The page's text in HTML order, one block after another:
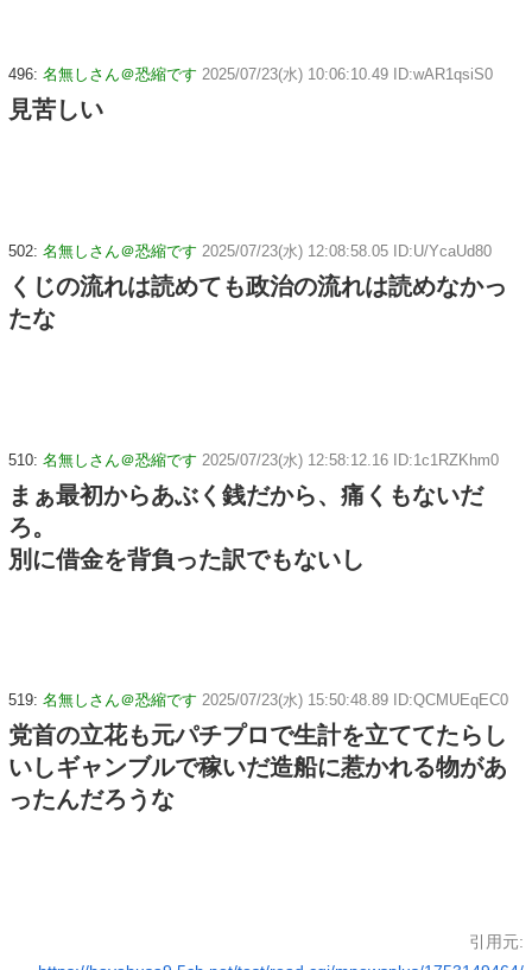
496: 名無しさん＠恐縮です 2025/07/23(水) 10:06:10.49 ID:wAR1qsiS0
見苦しい
502: 名無しさん＠恐縮です 2025/07/23(水) 12:08:58.05 ID:U/YcaUd80
くじの流れは読めても政治の流れは読めなかっ
たな
510: 名無しさん＠恐縮です 2025/07/23(水) 12:58:12.16 ID:1c1RZKhm0
まぁ最初からあぶく銭だから、痛くもないだ
ろ。
別に借金を背負った訳でもないし
519: 名無しさん＠恐縮です 2025/07/23(水) 15:50:48.89 ID:QCMUEqEC0
党首の立花も元パチプロで生計を立ててたらし
いしギャンブルで稼いだ造船に惹かれる物があ
ったんだろうな
引用元: